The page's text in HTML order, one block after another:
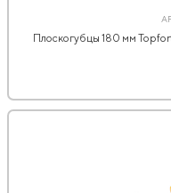
Плоскогубцы 180 мм